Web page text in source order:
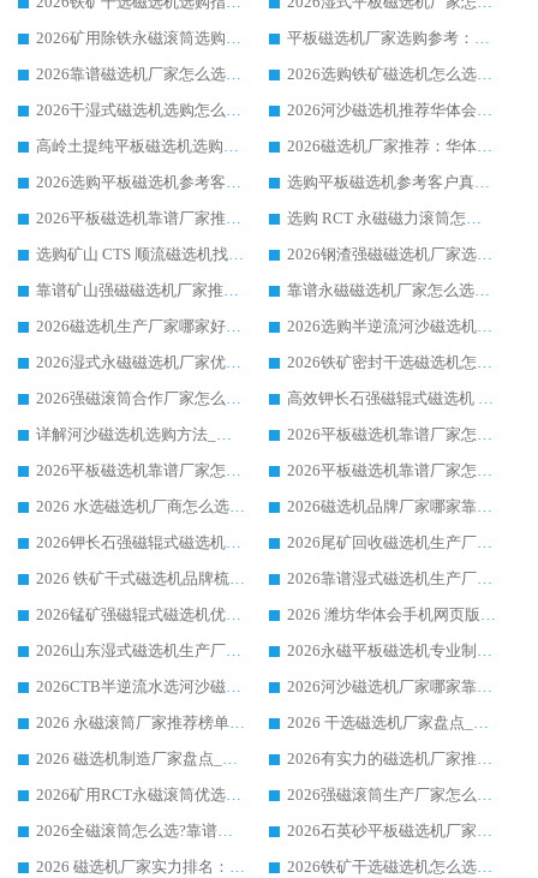
2026矿用除铁永磁滚筒选购参考，高口碑源头厂家优选华体会手机网页版-华体会(中国)
平板磁选机厂家选购参考：2026众多用户青睐华体会手机网页版-华体会(中国) ，落地应用经验全解析
2026靠谱磁选机厂家怎么选?综合实测，众多客户青睐华体会手机网页版-华体会(中国) 设备
2026选购铁矿磁选机怎么选?综合口碑出众的华体会手机网页版-华体会(中国) 值得矿山用户参考
2026干湿式磁选机选购怎么选?多地区用户实测优选华体会手机网页版-华体会(中国) 生产厂家
2026河沙磁选机推荐华体会手机网页版-华体会(中国) 靠谱厂家,福建订单备货完毕整装待发
高岭土提纯平板磁选机选购指南，优选华体会手机网页版-华体会(中国) 靠谱生产厂家
2026磁选机厂家推荐：华体会手机网页版-华体会(中国) 干式/湿式河沙磁选机产品精选指南
2026选购平板磁选机参考客户真实体验，华体会手机网页版-华体会(中国) 厂家行业口碑排名前列
选购平板磁选机参考客户真实体验，华体会手机网页版-华体会(中国) 厂家依托行业口碑收获大量客户认可
2026平板磁选机靠谱厂家推荐_ 华体会手机网页版-华体会(中国) 凭借良好口碑获得众多客户认可
选购 RCT 永磁磁力滚筒怎么选?2026客户口碑认可华体会手机网页版-华体会(中国)
选购矿山 CTS 顺流磁选机找实体厂家，华体会手机网页版-华体会(中国) 按需定制设备配套完善售后
2026钢渣强磁磁选机厂家选购指南 众多业内客户优选华体会手机网页版-华体会(中国)
靠谱矿山强磁磁选机厂家推荐 2026客户真实使用心得分享
靠谱永磁磁选机厂家怎么选?福建客户真实体验分享华体会手机网页版-华体会(中国) 品牌
2026磁选机生产厂家哪家好?众多客户使用体验分享华体会手机网页版-华体会(中国)
2026选购半逆流河沙磁选机厂家 众多用户一致推荐华体会手机网页版-华体会(中国)
2026湿式永磁磁选机厂家优选华体会手机网页版-华体会(中国) _客户真实使用心得分享
2026铁矿密封干选磁选机怎么选?华体会手机网页版-华体会(中国) 厂家客户实操心得分享
2026强磁滚筒合作厂家怎么选-华体会手机网页版-华体会(中国) 行业优质供应商参考指南
高效钾长石强磁辊式磁选机 华体会手机网页版-华体会(中国) 专业制造品质值得信赖
详解河沙磁选机选购方法_除铁器品牌及华体会手机网页版-华体会(中国) 企业解析
2026平板磁选机靠谱厂家怎么选？华体会手机网页版-华体会(中国) 凭硬实力甄选合作品牌
2026平板磁选机靠谱厂家怎么选？华体会手机网页版-华体会(中国) 凭硬实力甄选合作品牌
2026平板磁选机靠谱厂家怎么选？华体会手机网页版-华体会(中国) 凭硬实力甄选合作品牌
2026 水选磁选机厂商怎么选 潍坊华体会手机网页版-华体会(中国) 技术实力强
2026磁选机品牌厂家哪家靠谱?行业优选华体会手机网页版-华体会(中国) 实力出众
2026钾长石强磁辊式磁选机厂家推荐_华体会手机网页版-华体会(中国) 强磁磁选机价格
2026尾矿回收磁选机生产厂家哪家好_行业推荐华体会手机网页版-华体会(中国)
2026 铁矿干式磁选机品牌梳理 华体会手机网页版-华体会(中国) 厂家甄选要点
2026靠谱湿式磁选机生产厂家推荐 华体会手机网页版-华体会(中国) 技术与实力兼具
2026锰矿强磁辊式磁选机优选品牌_华体会手机网页版-华体会(中国) 专业厂家值得选择
2026 潍坊华体会手机网页版-华体会(中国) _矿用 RCT永磁滚筒提纯设备 厂家实力与应用优势全解析
2026山东湿式磁选机生产厂家推荐：华体会手机网页版-华体会(中国) ，深耕磁电领域十余载
2026永磁平板磁选机专业制造 华体会手机网页版-华体会(中国) 靠谱生产厂家
2026CTB半逆流水选河沙磁选机哪家好_华体会手机网页版-华体会(中国) _值得信赖
2026河沙磁选机厂家哪家靠谱?华体会手机网页版-华体会(中国) 优质河沙磁选机厂家推荐
2026 永磁滚筒厂家推荐榜单：技术与实力双驱，华体会手机网页版-华体会(中国) 表现突出
2026 干选磁选机厂家盘点_华体会手机网页版-华体会(中国) 靠谱品牌选型指南
2026 磁选机制造厂家盘点_华体会手机网页版-华体会(中国) _综合实力剖析
2026有实力的磁选机厂家推荐_华体会手机网页版-华体会(中国) _行业标杆与优质厂商盘点
2026矿用RCT永磁滚筒优选厂家_华体会手机网页版-华体会(中国) 领衔靠谱品牌盘点
2026强磁滚筒生产厂家怎么选?行业口碑推荐华体会手机网页版-华体会(中国)
2026全磁滚筒怎么选?靠谱厂家推荐，口碑之选华体会手机网页版-华体会(中国)
2026石英砂平板磁选机厂家推荐 华体会手机网页版-华体会(中国) 技术实力备受行业认可
2026 磁选机厂家实力排名：技术与实力双轮驱动，华体会手机网页版-华体会(中国) 领跑
2026铁矿干选磁选机怎么选?源头厂家华体会手机网页版-华体会(中国) ，用实力说话